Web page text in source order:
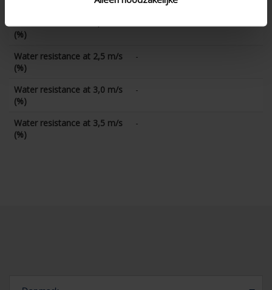
(%)
Water resistance at 2,5 m/s
(%)
-
Water resistance at 3,0 m/s
(%)
-
Water resistance at 3,5 m/s
(%)
-